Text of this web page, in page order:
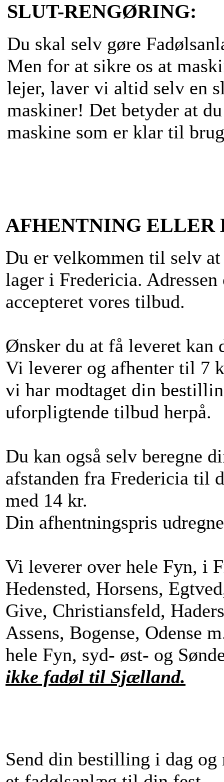
SLUT-RENGØRING:
Du skal selv gøre
Men for at sikre os at
lejer, laver vi altid selv en
maskiner! Det betyder at
maskine som er klar til
AFHENTNING ELLER
Du er velkommen til selv
lager i Fredericia.
accepteret vores tilbud.
Ønsker du at få leveret kan
Vi leverer og afhenter til 7
vi har modtaget din
uforpligtende tilbud herpå.
Du kan også selv beregne
afstanden fra Fredericia til
med 14 kr.
Din afhentningspris
Vi leverer over hele Fyn, i
Hedensted, Horsens,
Give, Christiansfeld,
Assens, Bogense, Odense
hele Fyn, syd- øst- og
ikke fadøl til Sjælland.
Send din bestilling i dag